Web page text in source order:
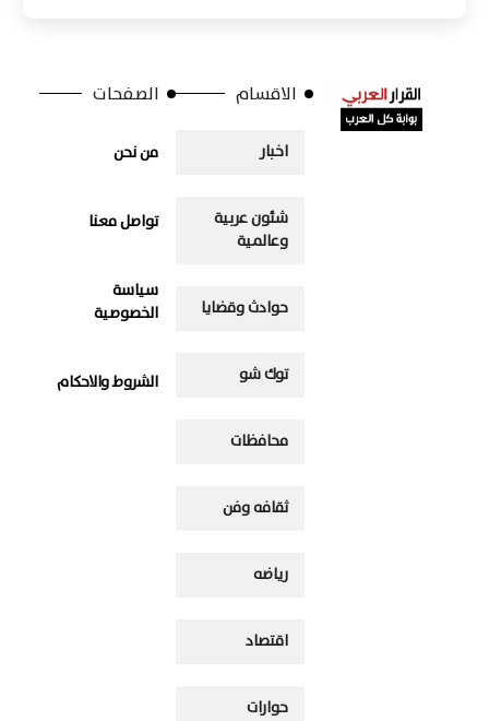
الاقسام
اخبار
شئون عربية
وعالمية
حوادث وقضايا
توك شو
محافظات
ثقافه وفن
رياضه
اقتصاد
حوارات
الصفحات
من نحن
تواصل معنا
سياسة
الخصوصية
الشروط والاحكام